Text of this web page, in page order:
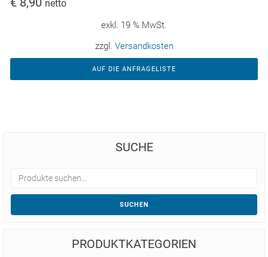
netto
exkl. 19 % MwSt.
zzgl. Versandkosten
AUF DIE ANFRAGELISTE
SUCHE
SUCHEN
PRODUKTKATEGORIEN